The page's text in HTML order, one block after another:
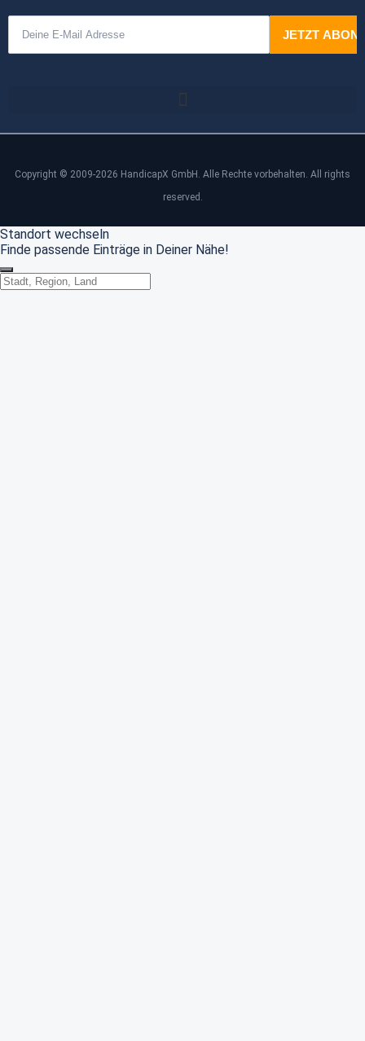
Copyright © 2009-2026 HandicapX GmbH. Alle Rechte vorbehalten. All rights
reserved.
Standort wechseln
Finde passende Einträge in Deiner Nähe!
Standort wechseln